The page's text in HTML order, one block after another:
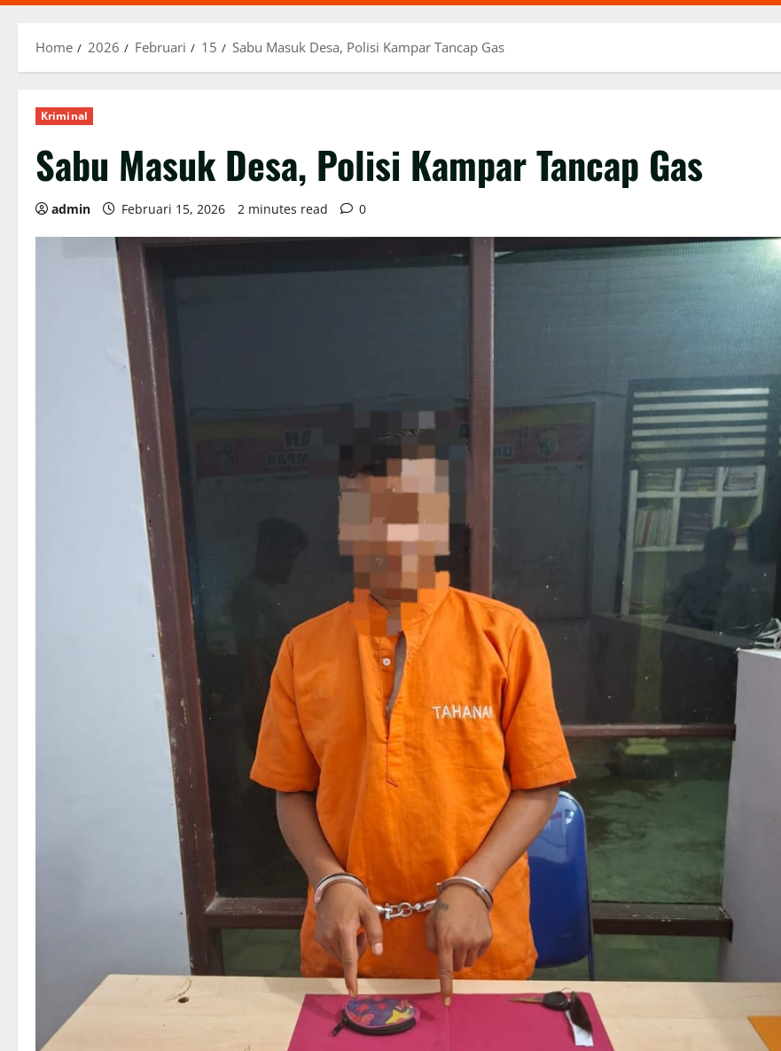
Home 2026 Februari 15 Sabu Masuk Desa, Polisi Kampar Tancap Gas
Kriminal
Sabu Masuk Desa, Polisi Kampar Tancap Gas
admin Februari 15, 2026 2 minutes read 0